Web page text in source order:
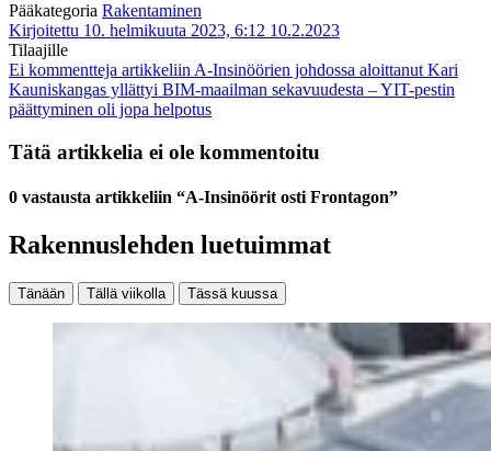
Pääkategoria Rakentaminen
Kirjoitettu 10. helmikuuta 2023, 6:12 10.2.2023
Tilaajille
Ei kommentteja artikkeliin A-Insinöörien johdossa aloittanut Kari
Kauniskangas yllättyi BIM-maailman sekavuudesta – YIT-pestin
päättyminen oli jopa helpotus
Tätä artikkelia ei ole kommentoitu
0 vastausta artikkeliin “A-Insinöörit osti Frontagon”
Rakennuslehden luetuimmat
Tänään Tällä viikolla Tässä kuussa